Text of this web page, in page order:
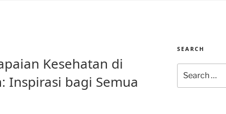
Kesehatan di
Inspirasi bagi Semua
SEARCH
for: